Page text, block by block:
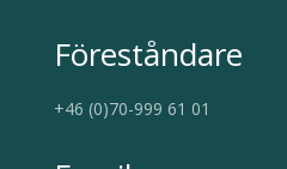
Föreståndare
+46 (0)70-999 61 01